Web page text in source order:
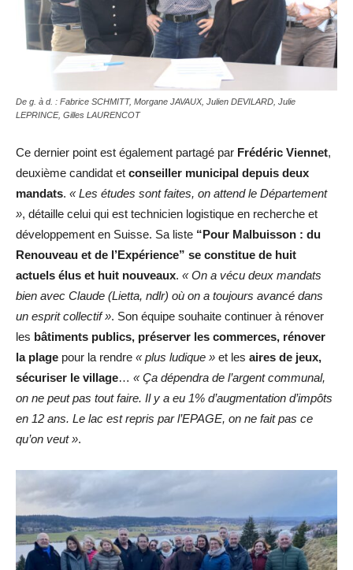
De g. à d. : Fabrice SCHMITT, Morgane JAVAUX, Julien DEVILARD, Julie
LEPRINCE, Gilles LAURENCOT
Ce dernier point est également partagé par Frédéric Viennet,
deuxième candidat et conseiller municipal depuis deux
mandats. « Les études sont faites, on attend le Département
», détaille celui qui est technicien logistique en recherche et
développement en Suisse. Sa liste “Pour Malbuisson : du
Renouveau et de l’Expérience” se constitue de huit
actuels élus et huit nouveaux. « On a vécu deux mandats
bien avec Claude (Lietta, ndlr) où on a toujours avancé dans
un esprit collectif ». Son équipe souhaite continuer à rénover
les bâtiments publics, préserver les commerces, rénover
la plage pour la rendre « plus ludique » et les aires de jeux,
sécuriser le village… « Ça dépendra de l’argent communal,
on ne peut pas tout faire. Il y a eu 1% d’augmentation d’impôts
en 12 ans. Le lac est repris par l’EPAGE, on ne fait pas ce
qu’on veut ».